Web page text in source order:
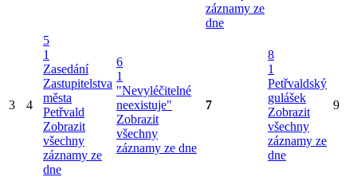
záznamy ze
dne
3 4
5
1
Zasedání
Zastupitelstva
města
Petřvald
Zobrazit
všechny
záznamy ze
dne
6
1
"Nevyléčitelné
neexistuje"
Zobrazit
všechny
záznamy ze dne
7
8
1
Petřvaldský
gulášek
Zobrazit
všechny
záznamy ze
dne
9